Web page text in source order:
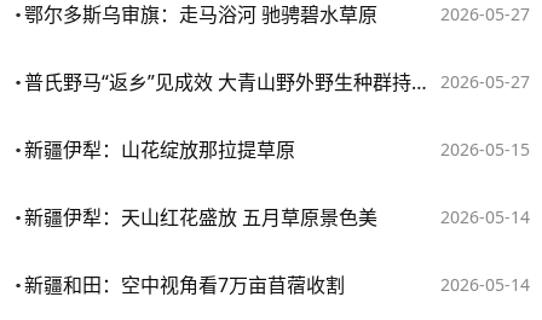
2026-05-27
鄂尔多斯乌审旗：走马浴河 驰骋碧水草原
2026-05-27
普氏野马“返乡”见成效 大青山野外野生种群持续恢复
2026-05-15
新疆伊犁：山花绽放那拉提草原
2026-05-14
新疆伊犁：天山红花盛放 五月草原景色美
2026-05-14
新疆和田：空中视角看7万亩苜蓿收割